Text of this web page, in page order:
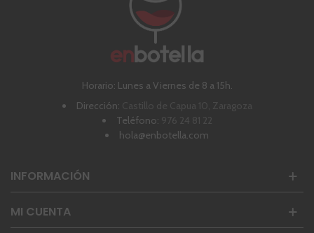
Horario: Lunes a Viernes de 8 a 15h.
Dirección: Castillo de Capua 10, Zaragoza
Teléfono: 976 24 81 22
hola@enbotella.com
INFORMACIÓN
MI CUENTA